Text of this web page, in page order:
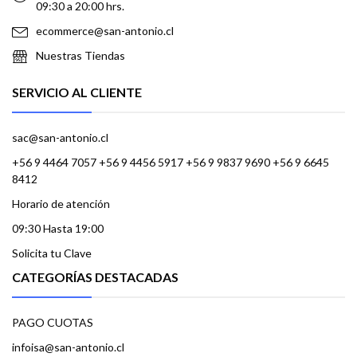
09:30 a 20:00 hrs.
ecommerce@san-antonio.cl
Nuestras Tiendas
SERVICIO AL CLIENTE
sac@san-antonio.cl
+56 9 4464 7057 +56 9 4456 5917 +56 9 9837 9690 +56 9 6645
8412
Horario de atención
09:30 Hasta 19:00
Solicita tu Clave
CATEGORÍAS DESTACADAS
PAGO CUOTAS
infoisa@san-antonio.cl